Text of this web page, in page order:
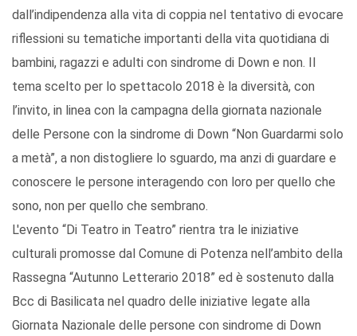
dall’indipendenza alla vita di coppia nel tentativo di evocare
riflessioni su tematiche importanti della vita quotidiana di
bambini, ragazzi e adulti con sindrome di Down e non. Il
tema scelto per lo spettacolo 2018 è la diversità, con
l’invito, in linea con la campagna della giornata nazionale
delle Persone con la sindrome di Down “Non Guardarmi solo
a metà”, a non distogliere lo sguardo, ma anzi di guardare e
conoscere le persone interagendo con loro per quello che
sono, non per quello che sembrano.
L'evento “Di Teatro in Teatro” rientra tra le iniziative
culturali promosse dal Comune di Potenza nell’ambito della
Rassegna “Autunno Letterario 2018” ed è sostenuto dalla
Bcc di Basilicata nel quadro delle iniziative legate alla
Giornata Nazionale delle persone con sindrome di Down